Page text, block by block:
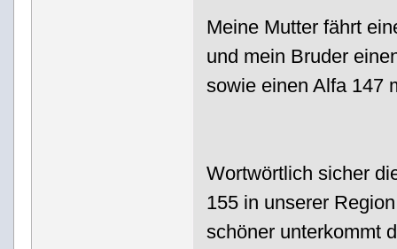
Meine Mutter fährt
und mein Bruder
sowie einen Alfa 147
Wortwörtlich sicher
155 in unserer
schöner unterkommt